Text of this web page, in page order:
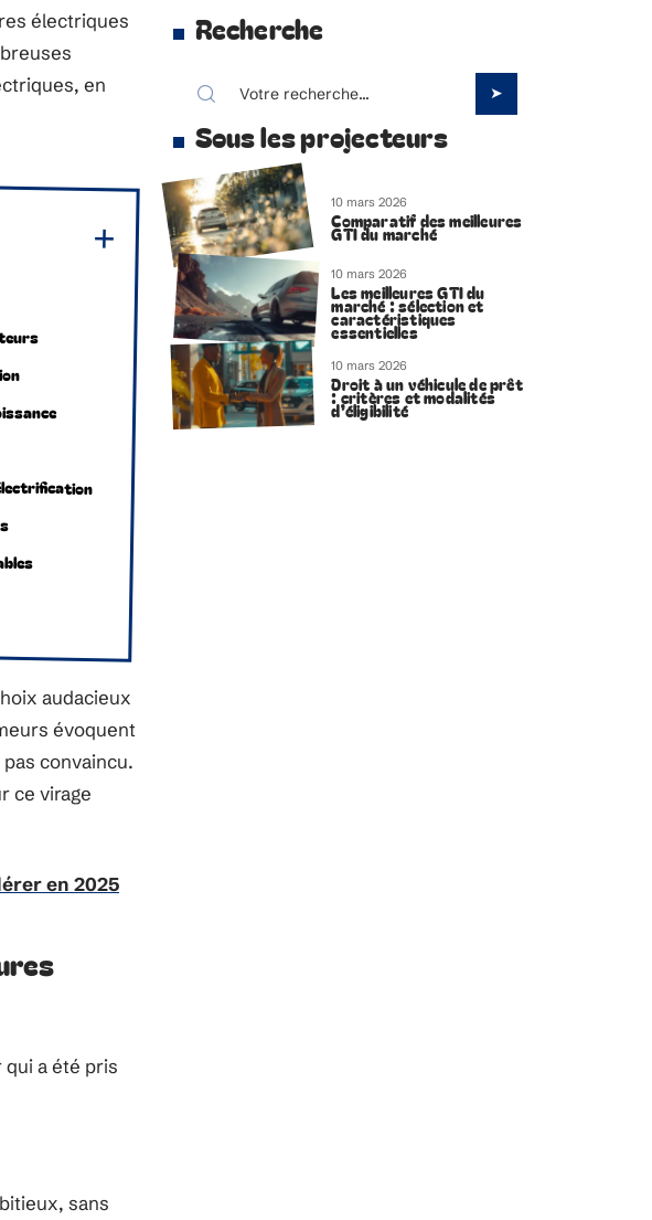
électriques
en
audacieux
évoquent
convaincu.
ce virage
en 2025
qui a été pris
sans
Recherche
Sous les projecteurs
10 mars 2026
Comparatif des meilleures
GTI du marché
10 mars 2026
Les meilleures GTI du
marché : sélection et
caractéristiques
essentielles
10 mars 2026
Droit à un véhicule de prêt
: critères et modalités
d’éligibilité